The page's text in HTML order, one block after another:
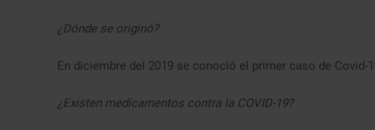
¿Dónde se originó?
En diciembre del 2019 se conoció el primer caso de Covid-
¿Existen medicamentos contra la COVID-19?